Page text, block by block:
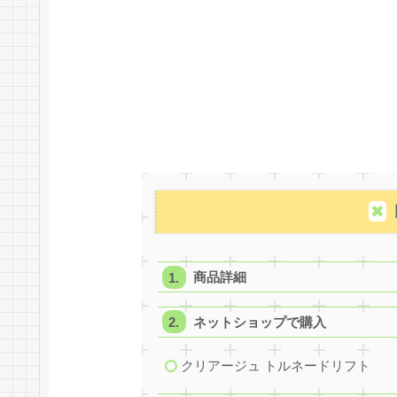
商品詳細
ネットショップで購入
クリアージュ トルネードリフト